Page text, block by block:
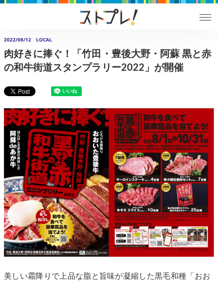
2022/08/12 LOCAL
肉好きに捧ぐ！「竹田・豊後大野・阿蘇 黒と赤
の和牛街道スタンプラリー2022」が開催
美しい霜降りで上品な脂と旨味が凝縮した黒毛和種「おお